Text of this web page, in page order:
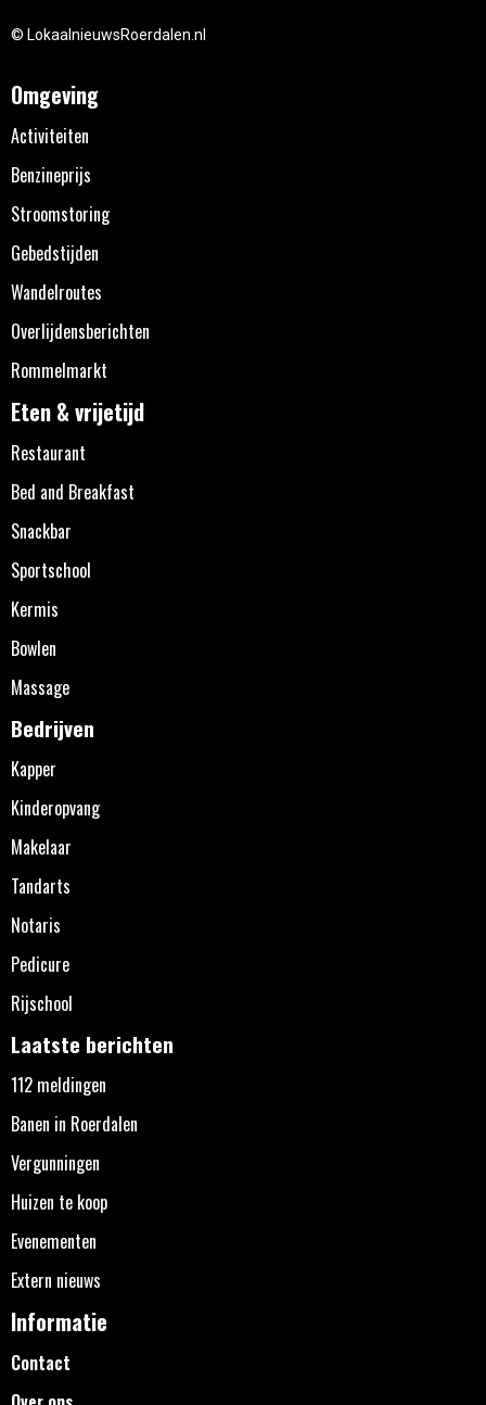
© LokaalnieuwsRoerdalen.nl
Omgeving
Activiteiten
Benzineprijs
Stroomstoring
Gebedstijden
Wandelroutes
Overlijdensberichten
Rommelmarkt
Eten & vrijetijd
Restaurant
Bed and Breakfast
Snackbar
Sportschool
Kermis
Bowlen
Massage
Bedrijven
Kapper
Kinderopvang
Makelaar
Tandarts
Notaris
Pedicure
Rijschool
Laatste berichten
112 meldingen
Banen in Roerdalen
Vergunningen
Huizen te koop
Evenementen
Extern nieuws
Informatie
Contact